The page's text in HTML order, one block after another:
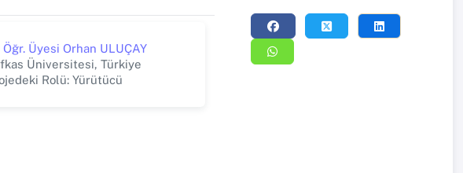
Öğr. Üyesi Orhan ULUÇAY
Üniversitesi, Türkiye
Rolü: Yürütücü